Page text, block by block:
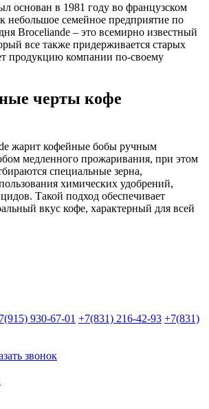
основан в 1981 году во французском
небольшое семейное предприятие по
Broceliande – это всемирно известный
все также придерживается старых
продукцию компании по-своему
черты кофе
жарит кофейные бобы ручным
медленного прожаривания, при этом
специальные зерна,
химических удобрений,
Такой подход обеспечивает
вкус кофе, характерный для всей
930-67-01 +7(831) 216-42-93 +7(831)
звонок